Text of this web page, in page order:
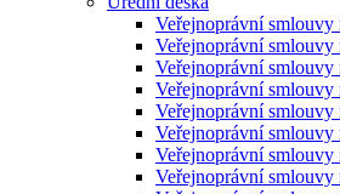
Veřejnoprávní smlouvy
Veřejnoprávní smlouvy
Veřejnoprávní smlouvy
Veřejnoprávní smlouvy
Veřejnoprávní smlouvy
Veřejnoprávní smlouvy
Veřejnoprávní smlouvy
Veřejnoprávní smlouvy